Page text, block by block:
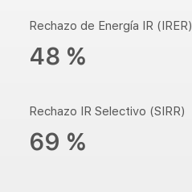
Rechazo de Energía IR (IRER)
48 %
Rechazo IR Selectivo (SIRR)
69 %